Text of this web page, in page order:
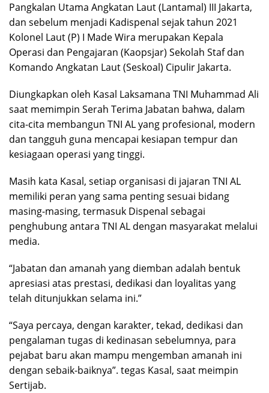
Pangkalan Utama Angkatan Laut (Lantamal) III Jakarta,
dan sebelum menjadi Kadispenal sejak tahun 2021
Kolonel Laut (P) I Made Wira merupakan Kepala
Operasi dan Pengajaran (Kaopsjar) Sekolah Staf dan
Komando Angkatan Laut (Seskoal) Cipulir Jakarta.
Diungkapkan oleh Kasal Laksamana TNI Muhammad Ali
saat memimpin Serah Terima Jabatan bahwa, dalam
cita-cita membangun TNI AL yang profesional, modern
dan tangguh guna mencapai kesiapan tempur dan
kesiagaan operasi yang tinggi.
Masih kata Kasal, setiap organisasi di jajaran TNI AL
memiliki peran yang sama penting sesuai bidang
masing-masing, termasuk Dispenal sebagai
penghubung antara TNI AL dengan masyarakat melalui
media.
“Jabatan dan amanah yang diemban adalah bentuk
apresiasi atas prestasi, dedikasi dan loyalitas yang
telah ditunjukkan selama ini.”
“Saya percaya, dengan karakter, tekad, dedikasi dan
pengalaman tugas di kedinasan sebelumnya, para
pejabat baru akan mampu mengemban amanah ini
dengan sebaik-baiknya”. tegas Kasal, saat meimpin
Sertijab.